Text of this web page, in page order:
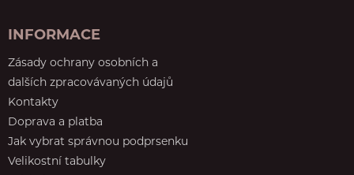
INFORMACE
Zásady ochrany osobních a
dalších zpracovávaných údajů
Kontakty
Doprava a platba
Jak vybrat správnou podprsenku
Velikostní tabulky